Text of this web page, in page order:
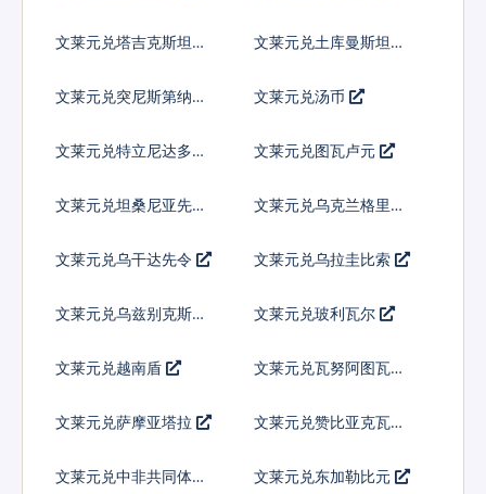
文莱元兑塔吉克斯坦索
文莱元兑土库曼斯坦马
文莱元兑突尼斯第纳尔 文莱元兑汤币
文莱元兑特立尼达多巴
文莱元兑图瓦卢元
文莱元兑坦桑尼亚先令
文莱元兑乌克兰格里夫
文莱元兑乌干达先令 文莱元兑乌拉圭比索
文莱元兑乌兹别克斯坦
文莱元兑玻利瓦尔
文莱元兑越南盾 文莱元兑瓦努阿图瓦图
文莱元兑萨摩亚塔拉 文莱元兑赞比亚克瓦查
文莱元兑中非共同体法 文莱元兑东加勒比元